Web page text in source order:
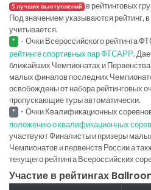
5 лучших выступлений в рейтинговых
Под значением указываются рейтинг,
учитывается.
* - Очки Всероссийского рейтинга
рейтинге спортивных пар ФТСАРР.
ближайших Чемпионатах и
малых финалов последних
освобождены от набора рейтинговых
пропускающие туры автоматически.
* - Очки Квалификационных
положению о квалификационных
участвуют Финалисты и призеры
Чемпионатов и первенств России а
текущего рейтинга Всероссийских
Участие в рейтингах